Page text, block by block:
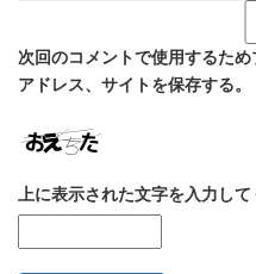
次回のコメントで使用するた
アドレス、サイトを保存する。
上に表示された文字を入力して